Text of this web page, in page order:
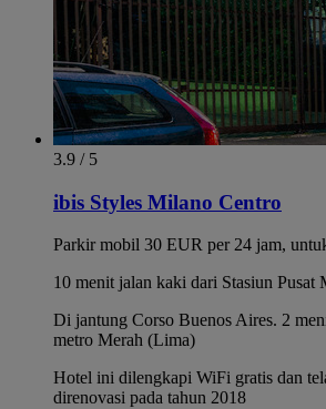
3.9 / 5
ibis Styles Milano Centro
Parkir mobil 30 EUR per 24 jam,
10 menit jalan kaki dari Stasiun Pusat
Di jantung Corso Buenos Aires. 2
metro Merah (Lima)
Hotel ini dilengkapi WiFi gratis dan
direnovasi pada tahun 2018